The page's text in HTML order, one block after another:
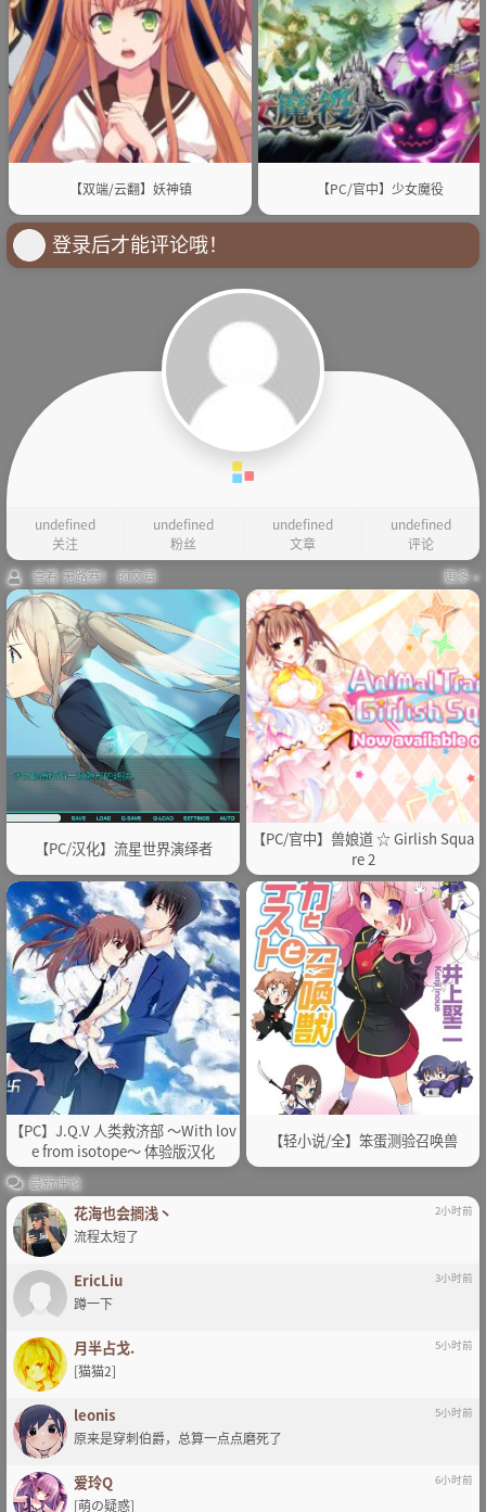
【双端/云翻】妖神镇 【PC/官中】少女魔役
登录后才能评论哦！
undefined
关注
undefined
粉丝
undefined
文章
undefined
评论
查看 无路赛！ 的文章
更多 »
【PC/汉化】流星世界演绎者
【PC/官中】兽娘道 ☆ Girlish Squa
re 2
【PC】J.Q.V 人类救济部 ～With lov
e from isotope～ 体验版汉化
【轻小说/全】笨蛋测验召唤兽
最新评论
花海也会搁浅丶 2小时前
流程太短了
EricLiu 3小时前
蹲一下
月半占戈. 5小时前
[猫猫2]
leonis 5小时前
原来是穿刺伯爵，总算一点点磨死了
爱玲Q 6小时前
[萌の疑惑]